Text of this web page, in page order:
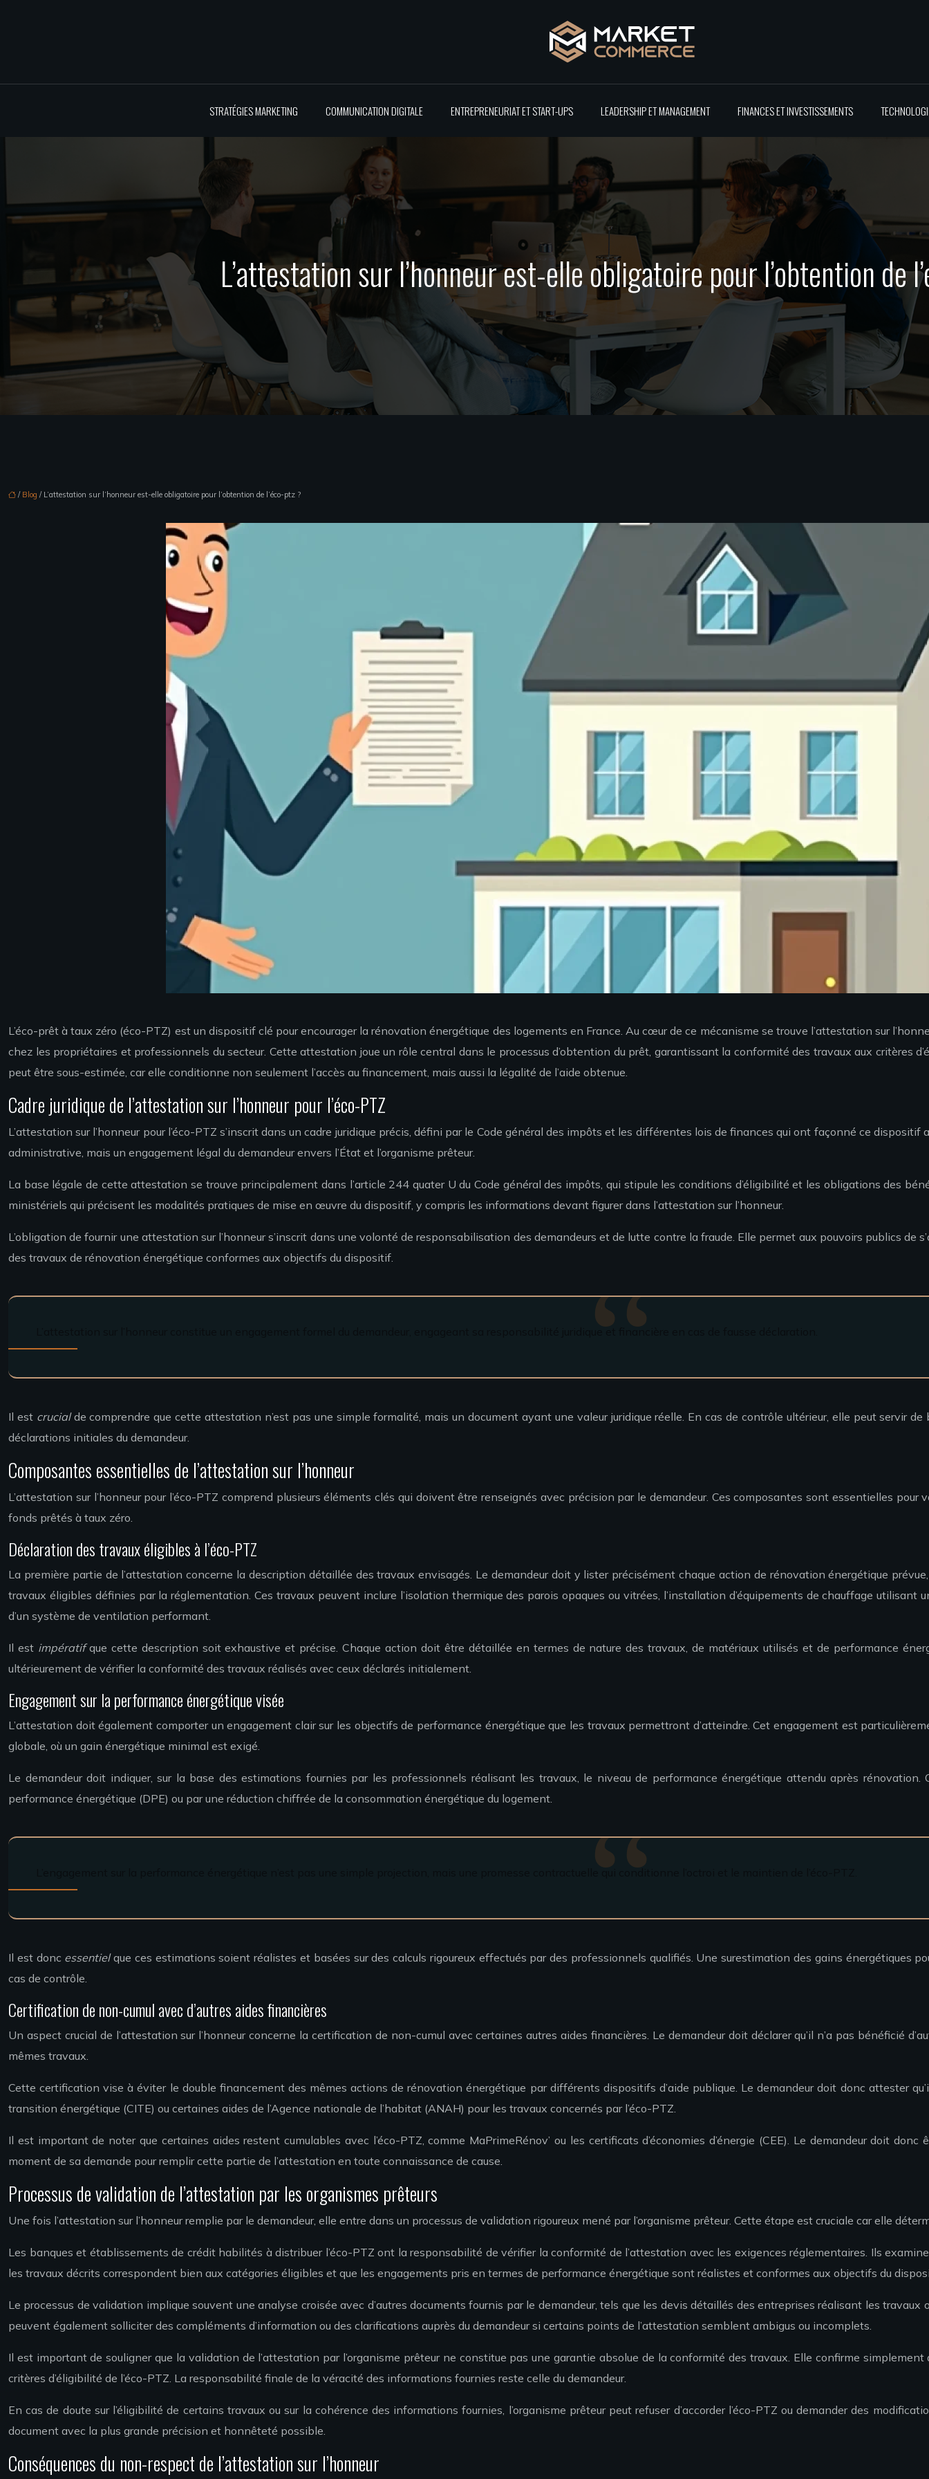
STRATÉGIES MARKETING COMMUNICATION DIGITALE ENTREPRENEURIAT ET START-UPS LEADERSHIP ET MANAGEMENT FINANCES ET INVESTISSEMENTS
L’attestation sur l’honneur est-elle obligatoire pour l’obtention de
/ Blog / L’attestation sur l’honneur est-elle obligatoire pour l’obtention de l’éco-ptz ?
L’éco-prêt à taux zéro (éco-PTZ) est un dispositif clé pour encourager la rénovation énergétique des logements en France. Au cœur de ce mécanisme se trouve l’attestation sur
chez les propriétaires et professionnels du secteur. Cette attestation joue un rôle central dans le processus d’obtention du prêt, garantissant la conformité des travaux aux critères
peut être sous-estimée, car elle conditionne non seulement l’accès au financement, mais aussi la légalité de l’aide obtenue.
Cadre juridique de l’attestation sur l’honneur pour l’éco-PTZ
L’attestation sur l’honneur pour l’éco-PTZ s’inscrit dans un cadre juridique précis, défini par le Code général des impôts et les différentes lois de finances qui ont façonné ce
administrative, mais un engagement légal du demandeur envers l’État et l’organisme prêteur.
La base légale de cette attestation se trouve principalement dans l’article 244 quater U du Code général des impôts, qui stipule les conditions d’éligibilité et les obligations des
ministériels qui précisent les modalités pratiques de mise en œuvre du dispositif, y compris les informations devant figurer dans l’attestation sur l’honneur.
L’obligation de fournir une attestation sur l’honneur s’inscrit dans une volonté de responsabilisation des demandeurs et de lutte contre la fraude. Elle permet aux pouvoirs publics de
des travaux de rénovation énergétique conformes aux objectifs du dispositif.
Il est crucialde comprendre que cette attestation n’est pas une simple formalité, mais un document ayant une valeur juridique réelle. En cas de contrôle ultérieur, elle peut servir
déclarations initiales du demandeur.
Composantes essentielles de l’attestation sur l’honneur
L’attestation sur l’honneur pour l’éco-PTZ comprend plusieurs éléments clés qui doivent être renseignés avec précision par le demandeur. Ces composantes sont essentielles
fonds prêtés à taux zéro.
Déclaration des travaux éligibles à l’éco-PTZ
La première partie de l’attestation concerne la description détaillée des travaux envisagés. Le demandeur doit y lister précisément chaque action de rénovation énergétique
travaux éligibles définies par la réglementation. Ces travaux peuvent inclure l’isolation thermique des parois opaques ou vitrées, l’installation d’équipements de chauffage utilisant
d’un système de ventilation performant.
Il est impératifque cette description soit exhaustive et précise. Chaque action doit être détaillée en termes de nature des travaux, de matériaux utilisés et de performance
ultérieurement de vérifier la conformité des travaux réalisés avec ceux déclarés initialement.
Engagement sur la performance énergétique visée
L’attestation doit également comporter un engagement clair sur les objectifs de performance énergétique que les travaux permettront d’atteindre. Cet engagement est
globale, où un gain énergétique minimal est exigé.
Le demandeur doit indiquer, sur la base des estimations fournies par les professionnels réalisant les travaux, le niveau de performance énergétique attendu après
performance énergétique (DPE) ou par une réduction chiffrée de la consommation énergétique du logement.
Il est donc essentielque ces estimations soient réalistes et basées sur des calculs rigoureux effectués par des professionnels qualifiés. Une surestimation des gains énergétiques
cas de contrôle.
Certification de non-cumul avec d’autres aides financières
Un aspect crucial de l’attestation sur l’honneur concerne la certification de non-cumul avec certaines autres aides financières. Le demandeur doit déclarer qu’il n’a pas bénéficié
mêmes travaux.
Cette certification vise à éviter le double financement des mêmes actions de rénovation énergétique par différents dispositifs d’aide publique. Le demandeur doit donc attester
transition énergétique (CITE) ou certaines aides de l’Agence nationale de l’habitat (ANAH) pour les travaux concernés par l’éco-PTZ.
Il est important de noter que certaines aides restent cumulables avec l’éco-PTZ, comme MaPrimeRénov’ ou les certificats d’économies d’énergie (CEE). Le demandeur doit
moment de sa demande pour remplir cette partie de l’attestation en toute connaissance de cause.
Processus de validation de l’attestation par les organismes prêteurs
Une fois l’attestation sur l’honneur remplie par le demandeur, elle entre dans un processus de validation rigoureux mené par l’organisme prêteur. Cette étape est cruciale car elle
Les banques et établissements de crédit habilités à distribuer l’éco-PTZ ont la responsabilité de vérifier la conformité de l’attestation avec les exigences réglementaires. Ils
les travaux décrits correspondent bien aux catégories éligibles et que les engagements pris en termes de performance énergétique sont réalistes et conformes aux objectifs du
Le processus de validation implique souvent une analyse croisée avec d’autres documents fournis par le demandeur, tels que les devis détaillés des entreprises réalisant les
peuvent également solliciter des compléments d’information ou des clarifications auprès du demandeur si certains points de l’attestation semblent ambigus ou incomplets.
Il est important de souligner que la validation de l’attestation par l’organisme prêteur ne constitue pas une garantie absolue de la conformité des travaux. Elle confirme
critères d’éligibilité de l’éco-PTZ. La responsabilité finale de la véracité des informations fournies reste celle du demandeur.
En cas de doute sur l’éligibilité de certains travaux ou sur la cohérence des informations fournies, l’organisme prêteur peut refuser d’accorder l’éco-PTZ ou demander des
document avec la plus grande précision et honnêteté possible.
Conséquences du non-respect de l’attestation sur l’honneur